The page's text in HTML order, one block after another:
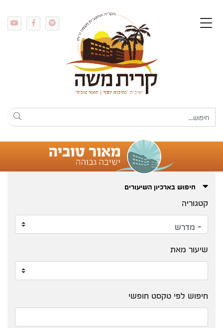
חיפוש בארכיון השיעורים
קטגוריה
שיעור מאת
חיפוש לפי טקסט חופשי